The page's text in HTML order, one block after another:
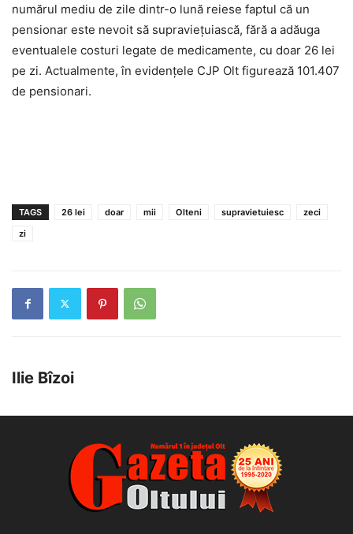
numărul mediu de zile dintr-o lună reiese faptul că un
pensionar este nevoit să supravieţuiască, fără a adăuga
eventualele costuri legate de medicamente, cu doar 26 lei
pe zi. Actualmente, în evidențele CJP Olt figurează 101.407
de pensionari.
TAGS 26 lei doar mii Olteni supravietuiesc
zeci
zi
Ilie Bîzoi